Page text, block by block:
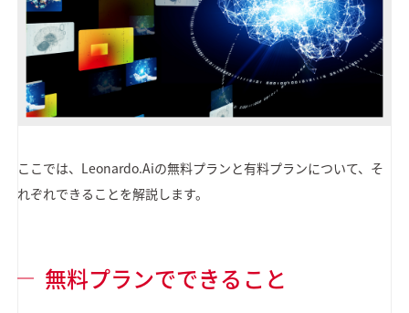
ここでは、Leonardo.Aiの無料プランと有料プランについて、そ
れぞれできることを解説します。
無料プランでできること